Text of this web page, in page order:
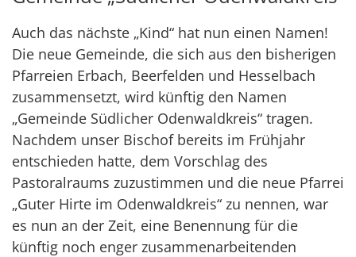
Auch das nächste „Kind“ hat nun einen Namen!
Die neue Gemeinde, die sich aus den bisherigen
Pfarreien Erbach, Beerfelden und Hesselbach
zusammensetzt, wird künftig den Namen
„Gemeinde Südlicher Odenwaldkreis“ tragen.
Nachdem unser Bischof bereits im Frühjahr
entschieden hatte, dem Vorschlag des
Pastoralraums zuzustimmen und die neue Pfarrei
„Guter Hirte im Odenwaldkreis“ zu nennen, war
es nun an der Zeit, eine Benennung für die
künftig noch enger zusammenarbeitenden